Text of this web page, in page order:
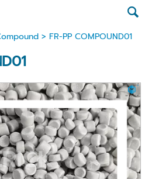
> FR-PP COMPOUND01